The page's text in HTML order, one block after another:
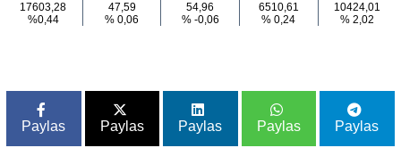
17603,28
%0,44
47,59
% 0,06
54,96
% -0,06
6510,61
% 0,24
10424,01
% 2,02
Paylas Paylas Paylas Paylas Paylas